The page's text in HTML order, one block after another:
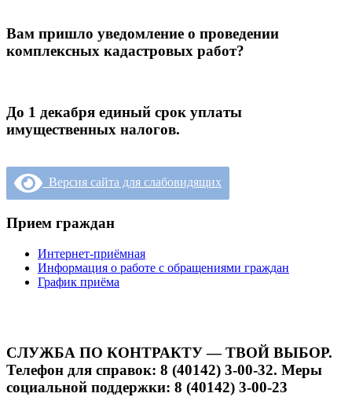
Вам пришло уведомление о проведении
комплексных кадастровых работ?
До 1 декабря единый срок уплаты
имущественных налогов.
Версия сайта для слабовидящих
Прием граждан
Интернет-приёмная
Информация о работе с обращениями граждан
График приёма
СЛУЖБА ПО КОНТРАКТУ — ТВОЙ ВЫБОР.
Телефон для справок: 8 (40142) 3-00-32. Меры
социальной поддержки: 8 (40142) 3-00-23